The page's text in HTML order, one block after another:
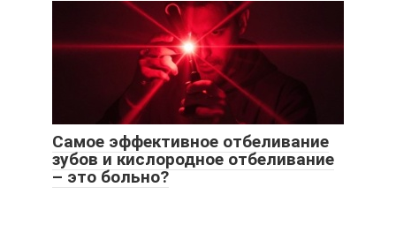
Самое эффективное отбеливание
зубов и кислородное отбеливание
– это больно?